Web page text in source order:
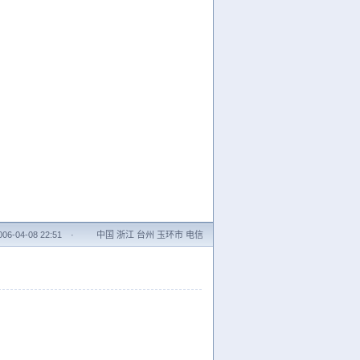
04-08 22:51 · 中国 浙江 台州 玉环市 电信